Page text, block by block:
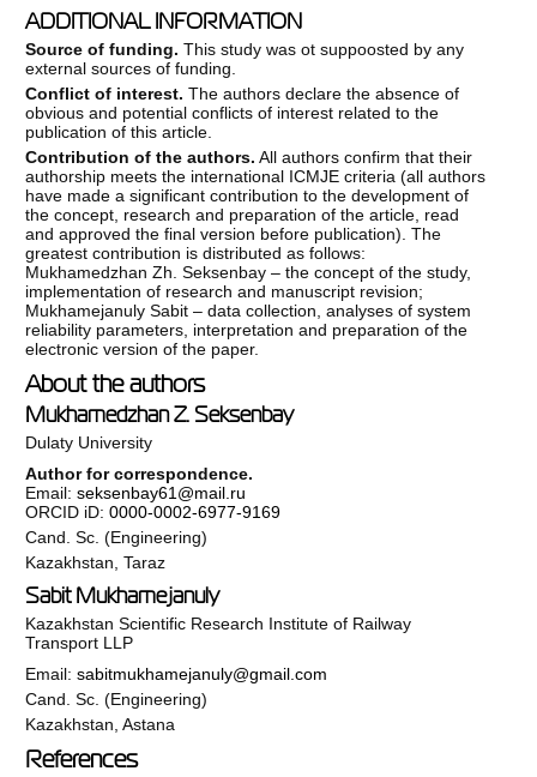
ADDITIONAL INFORMATION
Source of funding. This study was ot suppoosted by any
external sources of funding.
Conflict of interest. The authors declare the absence of
obvious and potential conflicts of interest related to the
publication of this article.
Contribution of the authors. All authors confirm that their
authorship meets the international ICMJE criteria (all authors
have made a significant contribution to the development of
the concept, research and preparation of the article, read
and approved the final version before publication). The
greatest contribution is distributed as follows:
Mukhamedzhan Zh. Seksenbay – the concept of the study,
implementation of research and manuscript revision;
Mukhamejanuly Sabit – data collection, analyses of system
reliability parameters, interpretation and preparation of the
electronic version of the paper.
About the authors
Mukhamedzhan Z. Seksenbay
Dulaty University
Author for correspondence.
Email:seksenbay61@mail.ru
ORCID iD:0000-0002-6977-9169
Cand. Sc. (Engineering)
Kazakhstan, Taraz
Sabit Mukhamejanuly
Kazakhstan Scientific Research Institute of Railway
Transport LLP
Email:sabitmukhamejanuly@gmail.com
Cand. Sc. (Engineering)
Kazakhstan, Astana
References